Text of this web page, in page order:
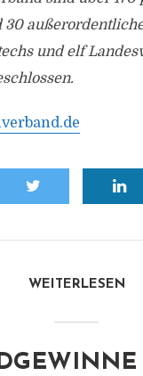
30
und elf
WEITERLESEN